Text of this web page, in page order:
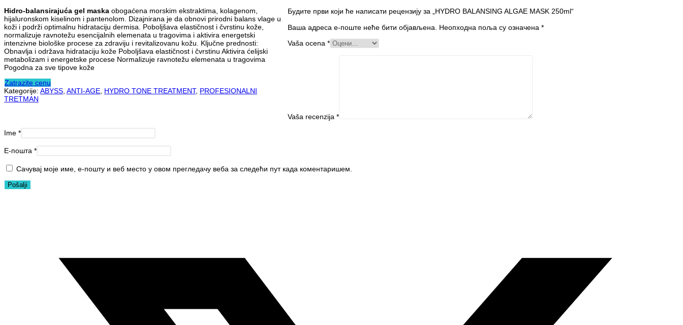
Hidro-balansirajuća gel maska obogaćena morskim ekstraktima, kolagenom,
hijaluronskom kiselinom i pantenolom. Dizajnirana je da obnovi prirodni balans vlage u
koži i podrži optimalnu hidrataciju dermisa. Poboljšava elastičnost i čvrstinu kože,
normalizuje ravnotežu esencijalnih elemenata u tragovima i aktivira energetski
intenzivne biološke procese za zdraviju i revitalizovanu kožu. Ključne prednosti:
Obnavlja i održava hidrataciju kože Poboljšava elastičnost i čvrstinu Aktivira ćelijski
metabolizam i energetske procese Normalizuje ravnotežu elemenata u tragovima
Pogodna za sve tipove kože
Zatrazite cenu
Kategorije: ABYSS ANTI-AGE HYDRO TONE TREATMENT, PROFESIONALNI
TRETMAN
Будите први који ће написати рецензију за „HYDRO BALANSING ALGAE MASK 250ml“
Ваша адреса е-поште неће бити објављена.
Неопходна поља су означена *
Vaša ocena *
Vaša recenzija *
Ime *
Е-пошта *
Сачувај моје име, е-пошту и веб место у овом прегледачу веба за следећи пут када коментаришем.